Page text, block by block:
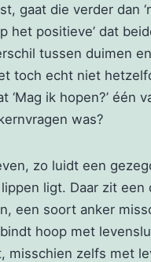
gaat die verder dan
het positieve’ dat
tussen duimen
toch echt niet
‘Mag ik hopen?’ één
was?
zo luidt een
ligt. Daar zit een
een soort anker
hoop met
misschien zelfs met